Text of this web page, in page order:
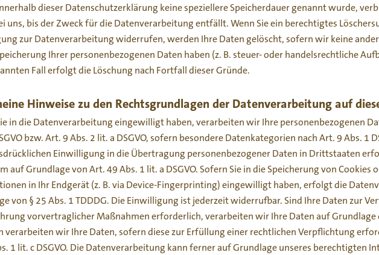
dieser Datenschutzerklärung keine speziellere Speicherdauer genannt wurde,
uns, bis der Zweck für die Datenverarbeitung entfällt. Wenn Sie ein berechtigtes
zur Datenverarbeitung widerrufen, werden Ihre Daten gelöscht, sofern wir keine
Ihrer personenbezogenen Daten haben (z. B. steuer- oder handelsrechtliche
Fall erfolgt die Löschung nach Fortfall dieser Gründe.
Hinweise zu den Rechtsgrundlagen der Datenverarbeitung auf
in die Datenverarbeitung eingewilligt haben, verarbeiten wir Ihre personenbezogenen
bzw. Art. 9 Abs. 2 lit. a DSGVO, sofern besondere Datenkategorien nach Art. 9 Abs. 1
Einwilligung in die Übertragung personenbezogener Daten in Drittstaaten
auf Grundlage von Art. 49 Abs. 1 lit. a DSGVO. Sofern Sie in die Speicherung von Cookies
in Ihr Endgerät (z. B. via Device-Fingerprinting) eingewilligt haben, erfolgt die
von § 25 Abs. 1 TDDDG. Die Einwilligung ist jederzeit widerrufbar. Sind Ihre Daten zur
vorvertraglicher Maßnahmen erforderlich, verarbeiten wir Ihre Daten auf Grundlage
verarbeiten wir Ihre Daten, sofern diese zur Erfüllung einer rechtlichen Verpflichtung
1 lit. c DSGVO. Die Datenverarbeitung kann ferner auf Grundlage unseres berechtigten